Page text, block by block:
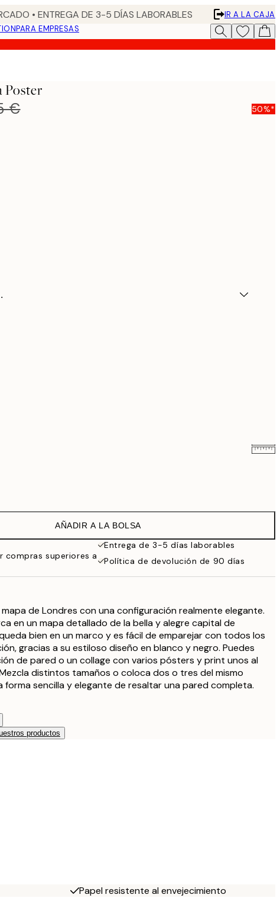
• ENTREGA DE 3-5 DÍAS LABORABLES
IR A LA CAJA
PARA EMPRESAS
€ 50%*
32,45 €
AÑADIR A LA BOLSA
Entrega de 3-5 días laborables
compras superiores a
Política de devolución de 90 días
de Londres con una configuración realmente elegante.
en un mapa detallado de la bella y alegre capital de
bien en un marco y es fácil de emparejar con todos los
gracias a su estiloso diseño en blanco y negro. Puedes
de pared o un collage con varios pósters y print unos al
distintos tamaños o coloca dos o tres del mismo
forma sencilla y elegante de resaltar una pared completa.
productos
Papel resistente al envejecimiento